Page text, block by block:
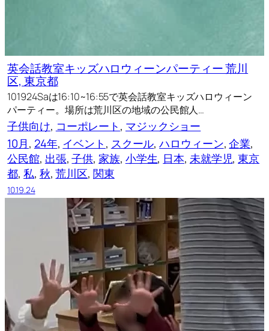
英会話教室キッズハロウィーンパーティー 荒川
区, 東京都
101924Saは16:10~16:55で英会話教室キッズハロウィーン
パーティー。場所は荒川区の地域の公民館人…
子供向け, コーポレート, マジックショー
10月, 24年, イベント, スクール, ハロウィーン, 企業
公民館, 出張, 子供, 家族, 小学生, 日本, 未就学児, 東京
都, 私, 秋, 荒川区, 関東
10.19.24